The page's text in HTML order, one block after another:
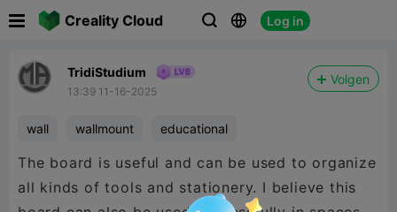
Creality Cloud   Log in
TridiStudium
13:39 11-16-2025
Volgen
wall wallmount educational
The board is useful and can be used to organize
all kinds of tools and stationery. I believe this